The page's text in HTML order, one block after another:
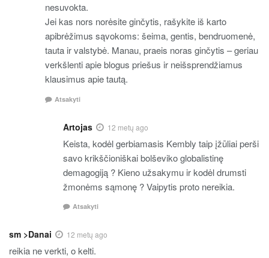
nesuvokta.
Jei kas nors norėsite ginčytis, rašykite iš karto
apibrėžimus sąvokoms: šeima, gentis, bendruomenė,
tauta ir valstybė. Manau, praeis noras ginčytis – geriau
verkšlenti apie blogus priešus ir neišsprendžiamus
klausimus apie tautą.
Atsakyti
Artojas 12 metų ago
Keista, kodėl gerbiamasis Kembly taip įžūliai perši
savo krikščioniškai bolševiko globalistinę
demagogiją ? Kieno užsakymu ir kodėl drumsti
žmonėms sąmonę ? Vaipytis proto nereikia.
Atsakyti
sm >Danai 12 metų ago
reikia ne verkti, o kelti.